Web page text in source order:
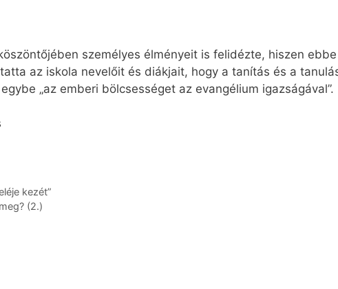
személyes élményeit is felidézte, hiszen
az iskola nevelőit és diákjait, hogy a tanítás és a
„az emberi bölcsességet az evangélium igazságával”.
kezét”
(2.)